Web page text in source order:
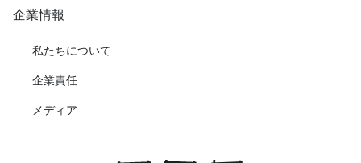
企業情報
私たちについて
企業責任
メディア